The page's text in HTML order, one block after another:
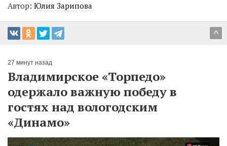
Автор: Юлия Зарипова
^
27 минут назад
Владимирское «Торпедо»
одержало важную победу в
гостях над вологодским
«Динамо»